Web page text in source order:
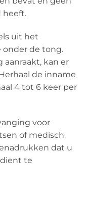
heeft.
uit het
onder de tong.
kan er
de inname
4 tot 6 keer per
voor
of medisch
dat u
te